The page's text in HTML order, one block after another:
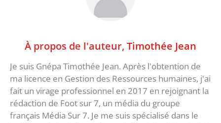
À propos de l'auteur, Timothée Jean
Je suis Gnépa Timothée Jean. Après l'obtention de
ma licence en Gestion des Ressources humaines, j'ai
fait un virage professionnel en 2017 en rejoignant la
rédaction de Foot sur 7, un média du groupe
français Média Sur 7. Je me suis spécialisé dans le